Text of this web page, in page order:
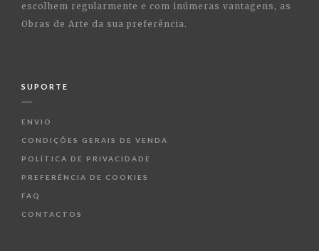
escolhem regularmente e com inúmeras vantagens, as
Obras de Arte da sua preferência.
SUPORTE
ENVIO
CONDIÇÕES GERAIS DE VENDA
POLÍTICA DE PRIVACIDADE
PREFERÊNCIA DE COOKIES
FAQ
CONTACTOS